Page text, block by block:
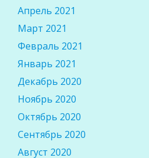
Апрель 2021
Март 2021
Февраль 2021
Январь 2021
Декабрь 2020
Ноябрь 2020
Октябрь 2020
Сентябрь 2020
Август 2020